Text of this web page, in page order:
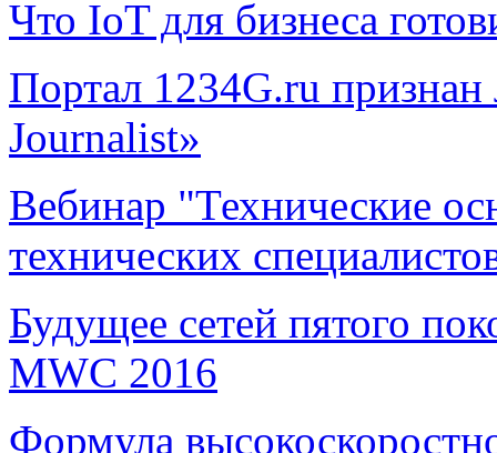
Что IoT для бизнеса
Портал 1234G.ru
Journalist»
Вебинар "Технические
технических
Будущее сетей пятого
MWC 2016
Формула